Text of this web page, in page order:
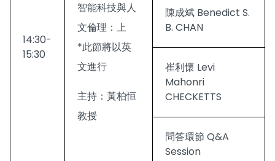
14:30-
15:30
智能科技與人
文倫理：上
*此節將以英
文進行
主持：黃柏恒
教授
陳成斌 Benedict S.
B. CHAN
崔利懷 Levi
Mahonri
CHECKETTS
問答環節 Q&A
Session